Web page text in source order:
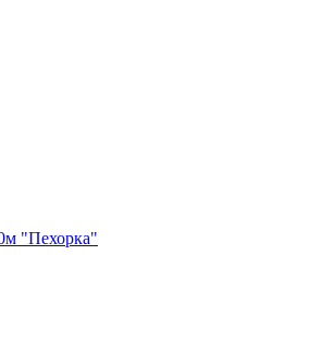
"Пехорка"